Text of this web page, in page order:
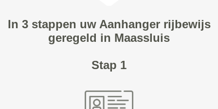
In 3 stappen uw Aanhanger rijbewijs
geregeld in Maassluis
Stap 1